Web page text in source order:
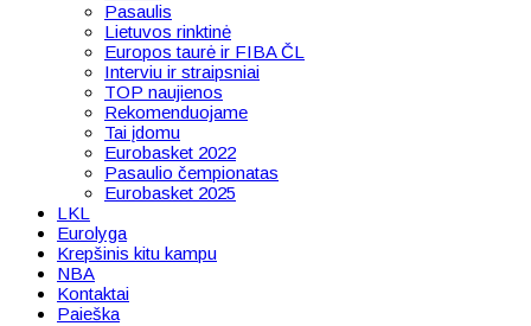
Pasaulis
Lietuvos rinktinė
Europos taurė ir FIBA ČL
Interviu ir straipsniai
TOP naujienos
Rekomenduojame
Tai įdomu
Eurobasket 2022
Pasaulio čempionatas
Eurobasket 2025
LKL
Eurolyga
Krepšinis kitu kampu
NBA
Kontaktai
Paieška